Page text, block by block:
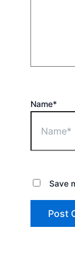
Name*
Save